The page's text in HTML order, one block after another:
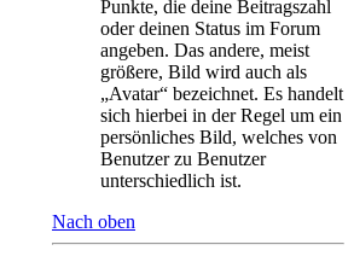
Punkte, die deine Beitragszahl
oder deinen Status im Forum
angeben. Das andere, meist
größere, Bild wird auch als
„Avatar“ bezeichnet. Es handelt
sich hierbei in der Regel um ein
persönliches Bild, welches von
Benutzer zu Benutzer
unterschiedlich ist.
Nach oben